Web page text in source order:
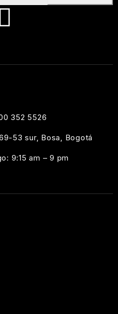
352 5526
53 sur, Bosa, Bogotá
9:15 am – 9 pm